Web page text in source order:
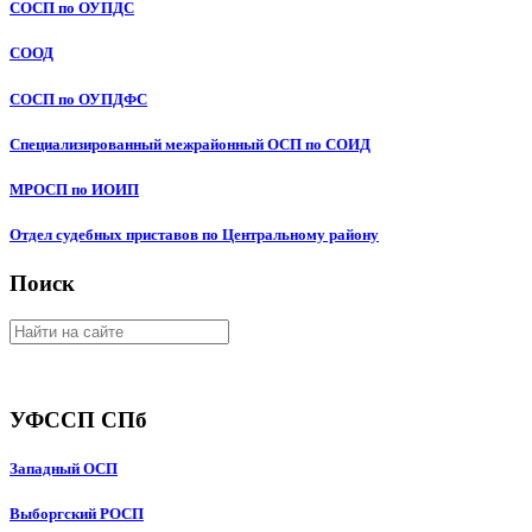
СОСП по ОУПДС
СООД
СОСП по ОУПДФС
Специализированный межрайонный ОСП по СОИД
МРОСП по ИОИП
Отдел судебных приставов по Центральному району
Поиск
УФССП СПб
Западный ОСП
Выборгский РОСП